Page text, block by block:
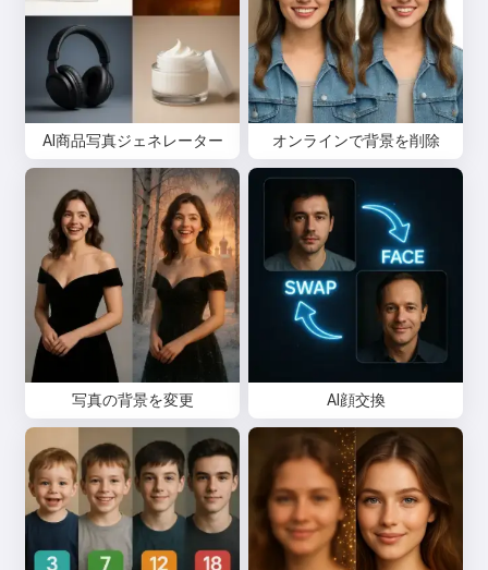
AI商品写真ジェネレーター オンラインで背景を削除
写真の背景を変更 AI顔交換
こんにちは 👋
私は歌を作成したり、詩やお祝い
メッセージを書けます🥰
無料でお試しください
同意します: 利用規約,
プライバシーポリシー,
返金ポリシー